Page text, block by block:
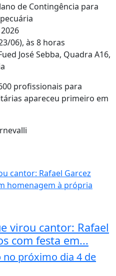
de Contingência para
06), às 8 horas
José Sebba, Quadra A16,
profissionais para
apareceu primeiro em
virou cantor: Rafael
com festa em...
no próximo dia 4 de